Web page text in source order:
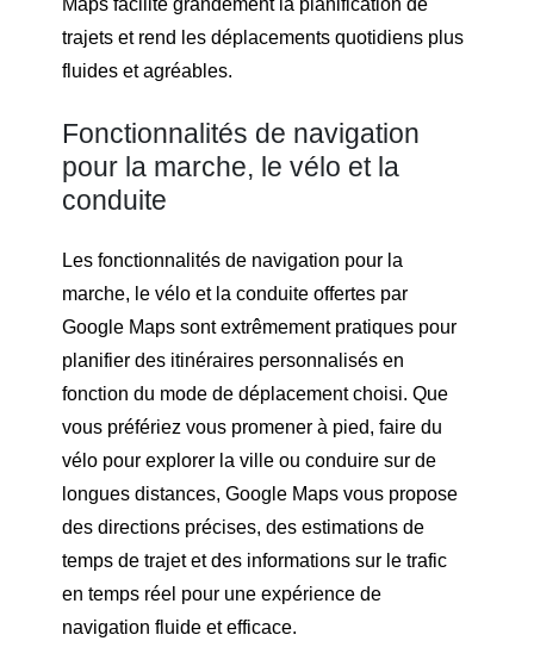
Maps facilite grandement la planification de
trajets et rend les déplacements quotidiens plus
fluides et agréables.
Fonctionnalités de navigation
pour la marche, le vélo et la
conduite
Les fonctionnalités de navigation pour la
marche, le vélo et la conduite offertes par
Google Maps sont extrêmement pratiques pour
planifier des itinéraires personnalisés en
fonction du mode de déplacement choisi. Que
vous préfériez vous promener à pied, faire du
vélo pour explorer la ville ou conduire sur de
longues distances, Google Maps vous propose
des directions précises, des estimations de
temps de trajet et des informations sur le trafic
en temps réel pour une expérience de
navigation fluide et efficace.